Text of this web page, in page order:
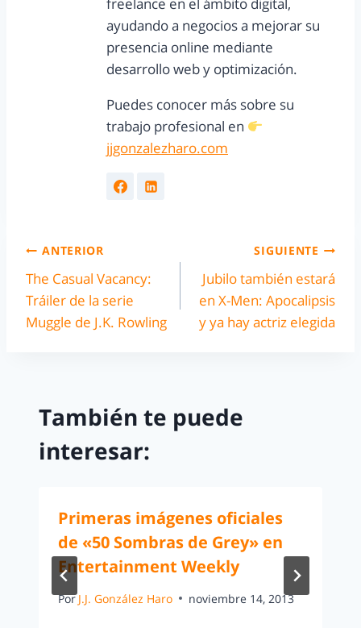
freelance en el ámbito digital,
ayudando a negocios a mejorar su
presencia online mediante
desarrollo web y optimización.
Puedes conocer más sobre su
trabajo profesional en
jjgonzalezharo.com
ANTERIOR
The Casual Vacancy:
Tráiler de la serie
Muggle de J.K. Rowling
SIGUIENTE
Jubilo también estará
en X-Men: Apocalipsis
y ya hay actriz elegida
También te puede
interesar:
Primeras imágenes oficiales
de «50 Sombras de Grey» en
Entertainment Weekly
Por J.J. González Haro noviembre 14, 2013